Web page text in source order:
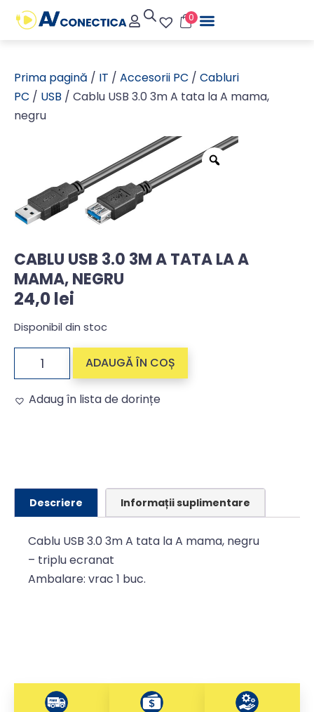
0
Prima pagină / IT / Accesorii PC / Cabluri
PC / USB / Cablu USB 3.0 3m A tata la A mama,
negru
CABLU USB 3.0 3M A TATA LA A
MAMA, NEGRU
24,0lei
Disponibil din stoc
ADAUGĂ ÎN COȘ
Adaug în lista de dorințe
Descriere Informații suplimentare
Cablu USB 3.0 3m A tata la A mama, negru
– triplu ecranat
Ambalare: vrac 1 buc.